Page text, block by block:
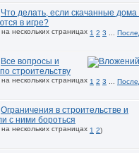
Что делать, если скачанные дома
в игре?
1 2 3
Все вопросы и
строительству
1 2 3
Ограничения в строительстве и
с ними бороться
1 2)